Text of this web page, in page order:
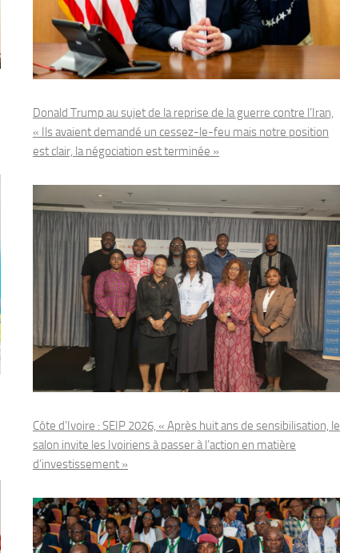
Donald Trump au sujet de la reprise de la guerre contre l’Iran,
« Ils avaient demandé un cessez-le-feu mais notre position
est clair, la négociation est terminée »
Côte d’Ivoire : SEIP 2026, « Après huit ans de sensibilisation, le
salon invite les Ivoiriens à passer à l’action en matière
d’investissement »